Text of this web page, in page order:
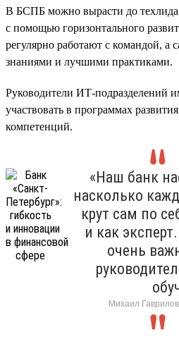
В БСПБ можно вырасти до техлида
с помощью горизонтального
регулярно работают с командой, а
знаниями и лучшими практиками.
Руководители ИТ-подразделений
участвовать в программах
компетенций.
«Наш банк
насколько
крут сам по
и как
очень
Михаил